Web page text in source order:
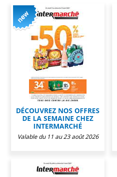
DÉCOUVREZ NOS OFFRES
DE LA SEMAINE CHEZ
INTERMARCHÉ
Valable du 11 au 23 août 2026